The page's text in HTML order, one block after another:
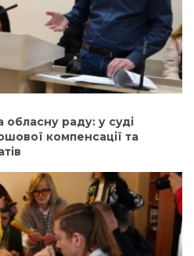
обласну раду: у суді
компенсації та